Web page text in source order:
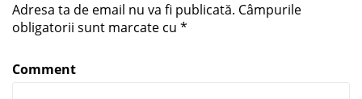
Adresa ta de email nu va fi publicată. Câmpurile
obligatorii sunt marcate cu *
Comment